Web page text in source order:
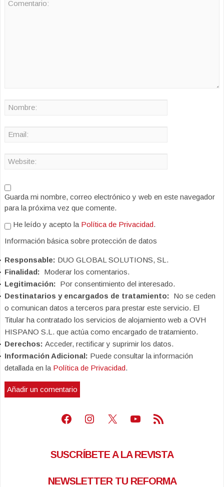
Guarda mi nombre, correo electrónico y web en este navegador
para la próxima vez que comente.
He leído y acepto la Política de Privacidad.
Información básica sobre protección de datos
Responsable: DUO GLOBAL SOLUTIONS, SL.
Finalidad: Moderar los comentarios.
Legitimación: Por consentimiento del interesado.
Destinatarios y encargados de tratamiento: No se ceden
o comunican datos a terceros para prestar este servicio. El
Titular ha contratado los servicios de alojamiento web a OVH
HISPANO S.L. que actúa como encargado de tratamiento.
Derechos: Acceder, rectificar y suprimir los datos.
Información Adicional: Puede consultar la información
detallada en la Política de Privacidad.
Facebook
Instagram
X Youtube
Feed RSS
SUSCRÍBETE A LA REVISTA
NEWSLETTER TU REFORMA